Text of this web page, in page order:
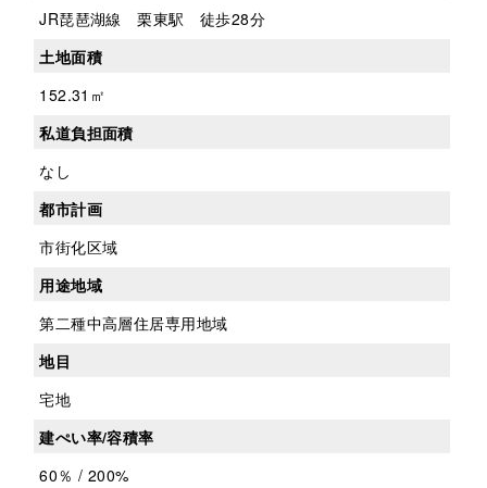
JR琵琶湖線 栗東駅 徒歩28分
土地面積
152.31㎡
私道負担面積
なし
都市計画
市街化区域
用途地域
第二種中高層住居専用地域
地目
宅地
建ぺい率/容積率
60％ / 200%